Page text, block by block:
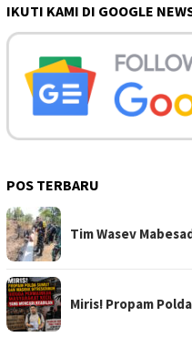
IKUTI KAMI DI GOOGLE
POS TERBARU
Tim Wasev
Miris! Propam